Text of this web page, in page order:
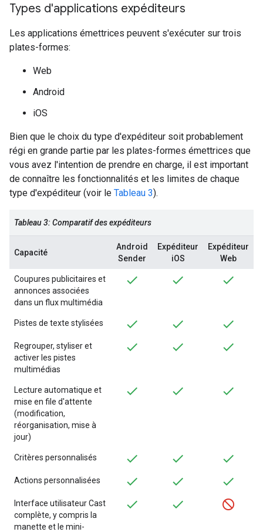
Types d'applications expéditeurs
Les applications émettrices peuvent s'exécuter sur trois
plates-formes:
Web
Android
iOS
Bien que le choix du type d'expéditeur soit probablement
régi en grande partie par les plates-formes émettrices que
vous avez l'intention de prendre en charge, il est important
de connaître les fonctionnalités et les limites de chaque
type d'expéditeur (voir le Tableau 3).
Tableau 3: Comparatif des expéditeurs
Capacité
Android
Sender
Expéditeur
iOS
Expéditeur
Web
Coupures publicitaires et
annonces associées
dans un flux multimédia
Pistes de texte stylisées
Regrouper, styliser et
activer les pistes
multimédias
Lecture automatique et
mise en file d'attente
(modification,
réorganisation, mise à
jour)
Critères personnalisés
Actions personnalisées
Interface utilisateur Cast
complète, y compris la
manette et le mini-